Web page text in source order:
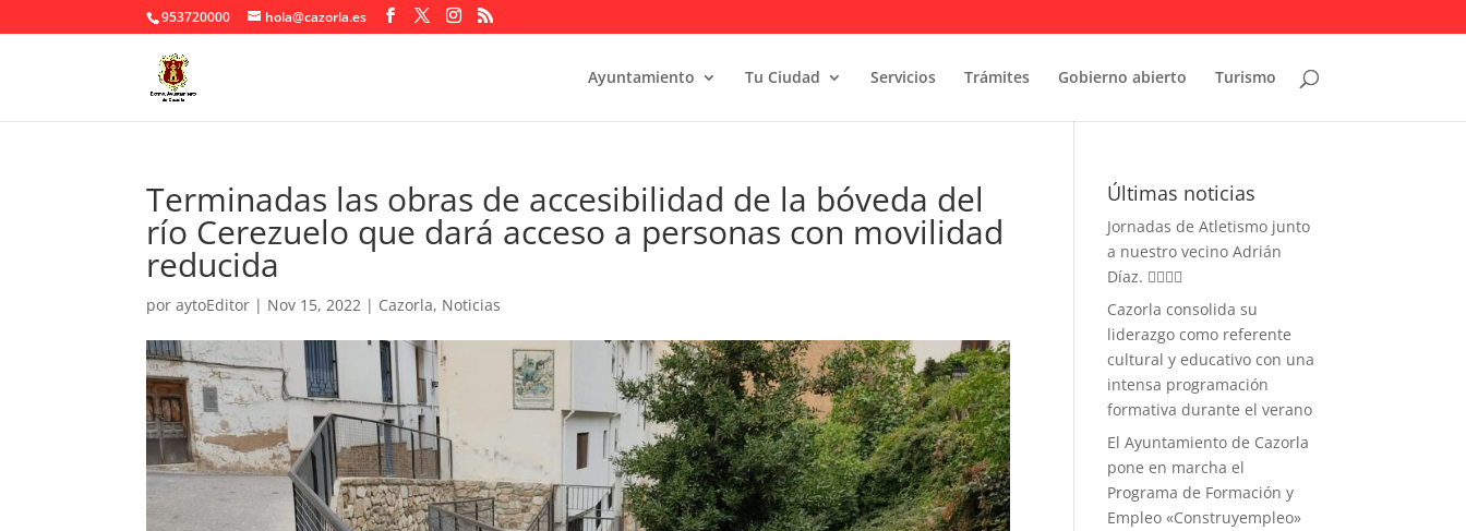
953720000 hola@cazorla.es
Ayuntamiento Tu Ciudad Servicios Trámites Gobierno abierto Turismo
Terminadas las obras de accesibilidad de la bóveda del
río Cerezuelo que dará acceso a personas con movilidad
reducida
poraytoEditor | Nov 15, 2022 | Cazorla, Noticias
Últimas noticias
Jornadas de Atletismo junto
a nuestro vecino Adrián
Díaz. 🏃‍♀️🏃‍♂️
Cazorla consolida su
liderazgo como referente
cultural y educativo con una
intensa programación
formativa durante el verano
El Ayuntamiento de Cazorla
pone en marcha el
Programa de Formación y
Empleo «Construyempleo»